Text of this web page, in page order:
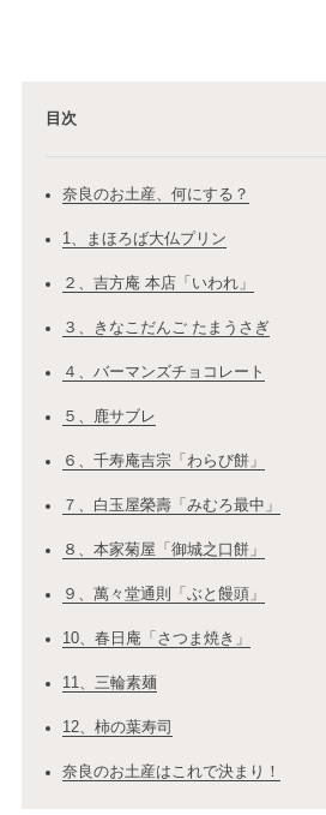
目次
奈良のお土産、何にする？
1、まほろば大仏プリン
２、吉方庵 本店「いわれ」
３、きなこだんご たまうさぎ
４、バーマンズチョコレート
５、鹿サブレ
６、千寿庵吉宗「わらび餅」
７、白玉屋榮壽「みむろ最中」
８、本家菊屋「御城之口餅」
９、萬々堂通則「ぶと饅頭」
10、春日庵「さつま焼き」
11、三輪素麺
12、柿の葉寿司
奈良のお土産はこれで決まり！